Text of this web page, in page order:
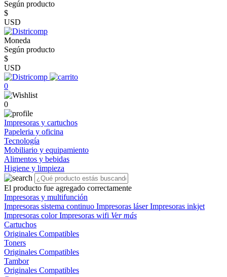
Según producto
$
USD
Moneda
Según producto
$
USD
0
0
Impresoras y cartuchos
Papeleria y oficina
Tecnología
Mobiliario y equipamiento
Alimentos y bebidas
Higiene y limpieza
El producto fue agregado correctamente
Impresoras y multifunción
Impresoras sistema continuo Impresoras láserImpresoras inkjet
Impresoras colorImpresoras wifi Ver más
Cartuchos
Originales Compatibles
Toners
Originales Compatibles
Tambor
Originales Compatibles